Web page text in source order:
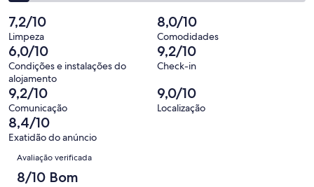
de
44
avaliações.
25
de
44
avaliações.
significa
“Razoável”.
2
de
44
avaliações.
que
significa
“Mau”.
1
de
44
avaliações.
2,
o
que
significa
“Péssimo”.
3
de
44
avaliações.
7,2/10
Limpeza
8,0/10
Comodidades
6,0/10
Condições e instalações do
alojamento
9,2/10
Check-in
9,2/10
Comunicação
9,0/10
Localização
8,4/10
Exatidão do anúncio
Avaliações
Avaliação verificada
8/10 Bom